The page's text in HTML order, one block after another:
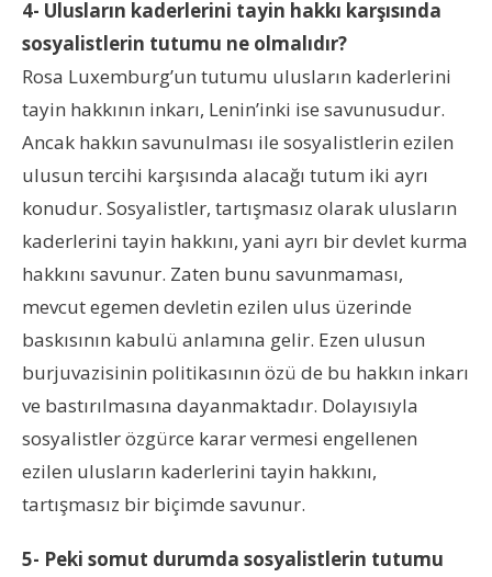
4- Ulusların kaderlerini tayin hakkı karşısında
sosyalistlerin tutumu ne olmalıdır?
Rosa Luxemburg’un tutumu ulusların kaderlerini
tayin hakkının inkarı, Lenin’inki ise savunusudur.
Ancak hakkın savunulması ile sosyalistlerin ezilen
ulusun tercihi karşısında alacağı tutum iki ayrı
konudur. Sosyalistler, tartışmasız olarak ulusların
kaderlerini tayin hakkını, yani ayrı bir devlet kurma
hakkını savunur. Zaten bunu savunmaması,
mevcut egemen devletin ezilen ulus üzerinde
baskısının kabulü anlamına gelir. Ezen ulusun
burjuvazisinin politikasının özü de bu hakkın inkarı
ve bastırılmasına dayanmaktadır. Dolayısıyla
sosyalistler özgürce karar vermesi engellenen
ezilen ulusların kaderlerini tayin hakkını,
tartışmasız bir biçimde savunur.
5- Peki somut durumda sosyalistlerin tutumu